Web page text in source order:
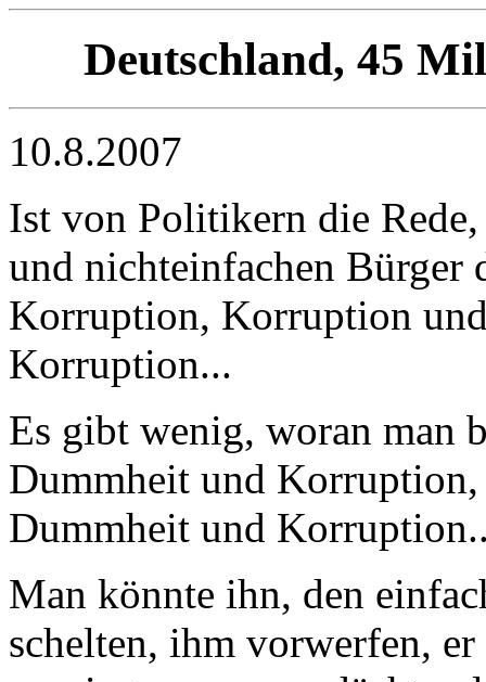
Deutschland, 45
10.8.2007
Ist von Politikern die
und nichteinfachen Bürger
Korruption, Korruption
Korruption...
Es gibt wenig, woran man
Dummheit und
Dummheit und
Man könnte ihn, den
schelten, ihm vorwerfen,